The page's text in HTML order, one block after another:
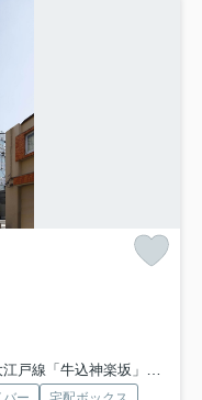
線「牛込神楽坂」駅 徒歩6分